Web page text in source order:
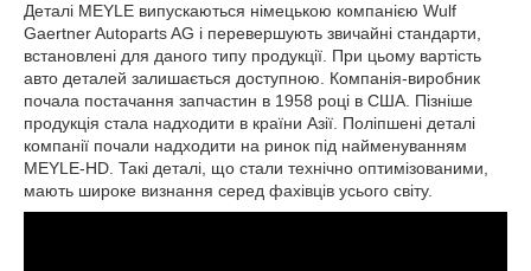
Деталі MEYLE випускаються німецькою компанією Wulf
Gaertner Autoparts AG і перевершують звичайні стандарти,
встановлені для даного типу продукції. При цьому вартість
авто деталей залишається доступною. Компанія-виробник
почала постачання запчастин в 1958 році в США. Пізніше
продукція стала надходити в країни Азії. Поліпшені деталі
компанії почали надходити на ринок під найменуванням
MEYLE-HD. Такі деталі, що стали технічно оптимізованими,
мають широке визнання серед фахівців усього світу.